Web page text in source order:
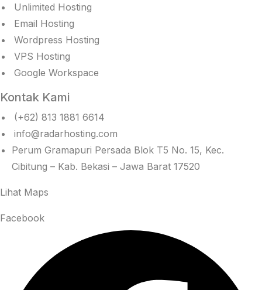
Unlimited Hosting
Email Hosting
Wordpress Hosting
VPS Hosting
Google Workspace
Kontak Kami
(+62) 813 1881 6614
info@radarhosting.com
Perum Gramapuri Persada Blok T5 No. 15, Kec.
Cibitung – Kab. Bekasi – Jawa Barat 17520
Lihat Maps
Facebook